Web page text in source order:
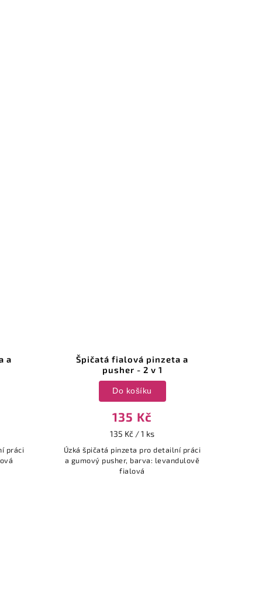
a
práci
Špičatá fialová pinzeta a
pusher - 2 v 1
135 Kč
135 Kč / 1 ks
Do košíku
Úzká špičatá pinzeta pro detailní práci
a gumový pusher, barva: levandulově
fialová